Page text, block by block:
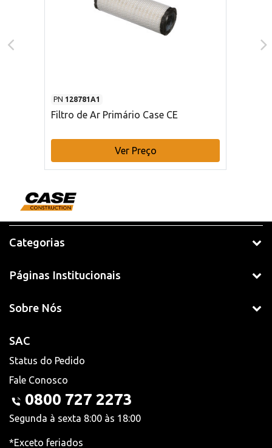
PN 128781A1
Filtro de Ar Primário Case CE
Ver Preço
Categorias
Páginas Institucionais
Sobre Nós
SAC
Status do Pedido
Fale Conosco
0800 727 2273
Segunda à sexta 8:00 às 18:00
*Exceto feriados